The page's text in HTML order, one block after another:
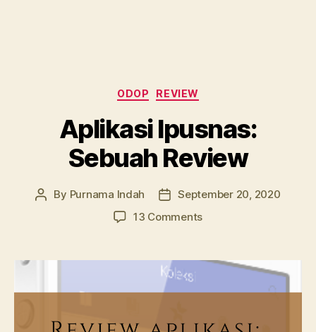
Categories
ODOP REVIEW
Aplikasi Ipusnas:
Sebuah Review
Post
By Purnama Indah
PostSeptember 20, 2020
13 Commentson
Sebuah